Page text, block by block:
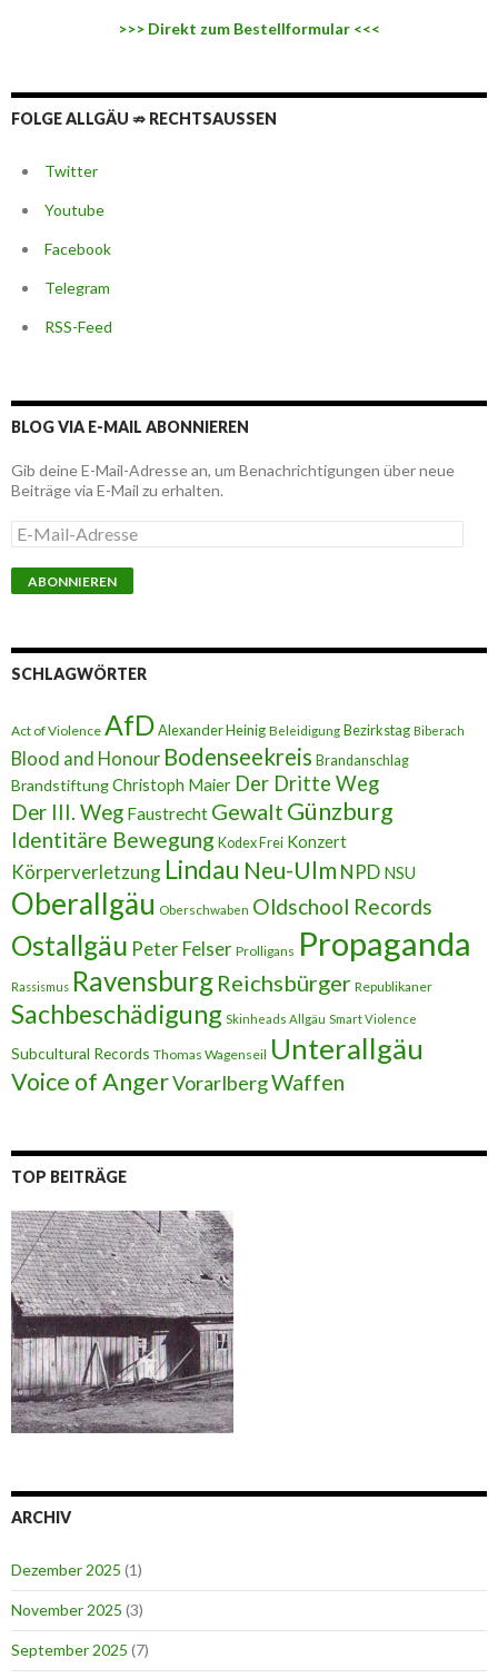
>>> Direkt zum Bestellformular <<<
FOLGE ALLGÄU ⇏ RECHTSAUSSEN
Twitter
Youtube
Facebook
Telegram
RSS-Feed
BLOG VIA E-MAIL ABONNIEREN
Gib deine E-Mail-Adresse an, um Benachrichtigungen über neue
Beiträge via E-Mail zu erhalten.
E
-
M
a
-
A
e
s
s
e
SCHLAGWÖRTER
Act of Violence AfDAlexander Heinig Beleidigung Bezirkstag Biberach
Blood and Honour Bodenseekreis Brandanschlag
BrandstiftungChristoph Maier Der Dritte Weg
Der III. Weg Faustrecht Gewalt Günzburg
Identitäre Bewegung Kodex Frei Konzert
Körperverletzung Lindau Neu-Ulm NPD NSU
Oberallgäu Oberschwaben Oldschool Records
Ostallgäu Peter Felser Prolligans Propaganda
Rassismus Ravensburg Reichsbürger Republikaner
Sachbeschädigung Skinheads Allgäu Smart Violence
Subcultural Records Thomas Wagenseil Unterallgäu
Voice of AngerVorarlbergWaffen
TOP BEITRÄGE
ARCHIV
Dezember 2025 (1)
November 2025 (3)
September 2025 (7)